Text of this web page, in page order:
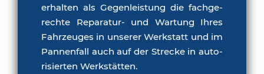
erhal­ten als Gegen­leis­tung die fach­ge­
rech­te Repa­ra­tur- und War­tung Ihres
Fahr­zeu­ges in unse­rer Werk­statt und im
Pan­nen­fall auch auf der Stre­cke in auto­
ri­sier­ten Werkstätten.